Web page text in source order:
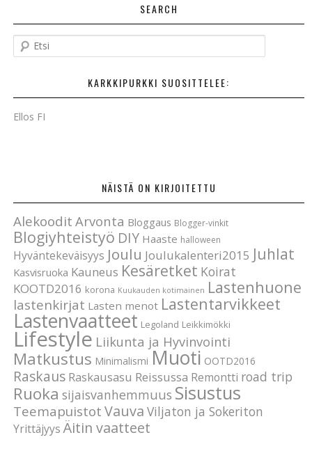
SEARCH
t
KARKKIPURKKI SUOSITTELEE:
Ellos FI
NÄISTÄ ON KIRJOITETTU
Alekoodit Arvonta Bloggaus Blogger-vinkit
Blogiyhteistyö DIY Haaste halloween
Hyväntekeväisyys Joulu Joulukalenteri2015 Juhlat
Kasvisruoka Kauneus Kesäretket Koirat
KOOTD2016 korona Kuukauden kotimainen Lastenhuone
lastenkirjat Lasten menot Lastentarvikkeet
Lastenvaatteet Legoland Leikkimökki
Lifestyle Liikunta ja Hyvinvointi
Matkustus Minimalismi Muoti OOTD2016
Raskaus Raskausasu Reissussa Remontti road trip
Ruoka sijaisvanhemmuus Sisustus
Teemapuistot Vauva Viljaton ja Sokeriton
Yrittäjyys Äitin vaatteet